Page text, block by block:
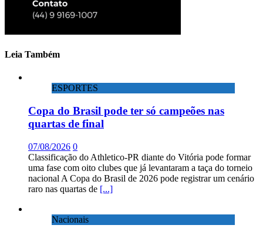
Leia Também
ESPORTES
Copa do Brasil pode ter só campeões nas
quartas de final
07/08/2026 0
Classificação do Athletico-PR diante do Vitória pode formar
uma fase com oito clubes que já levantaram a taça do torneio
nacional A Copa do Brasil de 2026 pode registrar um cenário
raro nas quartas de [...]
Nacionais